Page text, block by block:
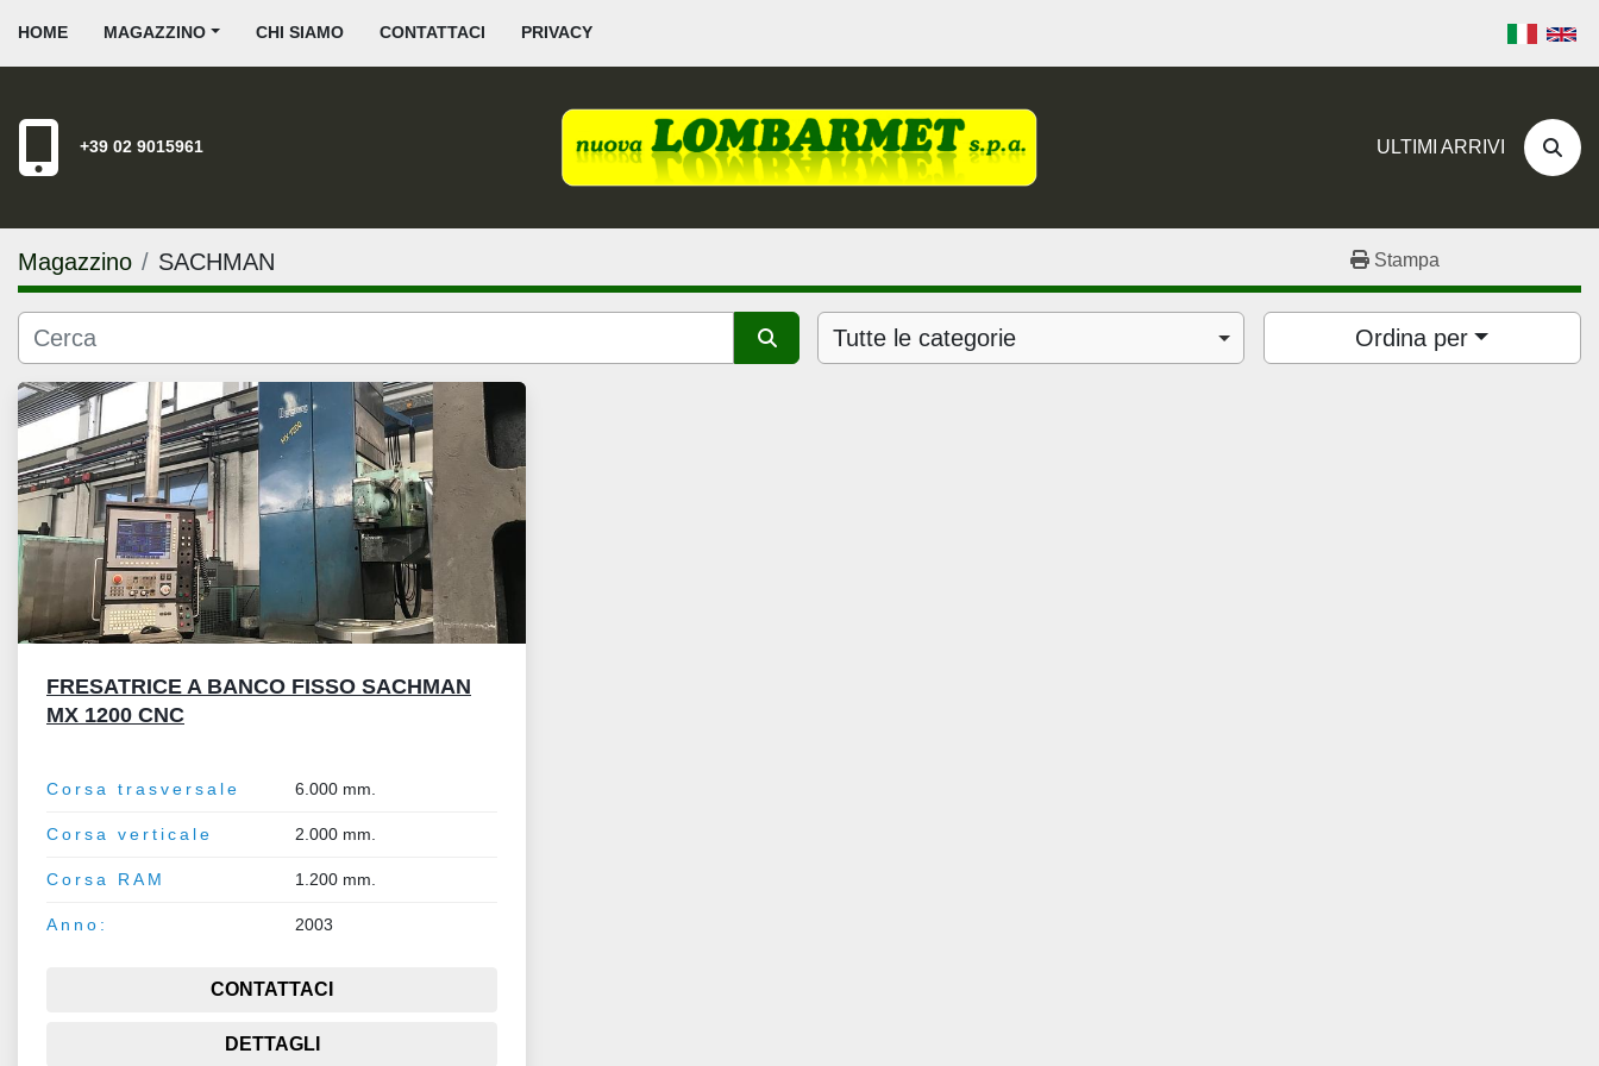
HOME MAGAZZINO CHI SIAMO CONTATTACI PRIVACY
+39 02 9015961 ULTIMI ARRIVI
Magazzino SACHMAN Stampa
Tutte le categorie Ordina per
FRESATRICE A BANCO FISSO SACHMAN
MX 1200 CNC
Corsa trasversale 6.000 mm.
Corsa verticale 2.000 mm.
Corsa RAM 1.200 mm.
Anno: 2003
CONTATTACI
DETTAGLI